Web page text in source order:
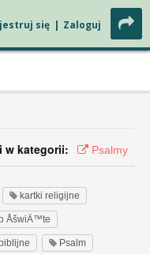
się | Zaloguj
w kategorii: Psalmy
kartki religijne
ÅšwiÄ™te
Psalm